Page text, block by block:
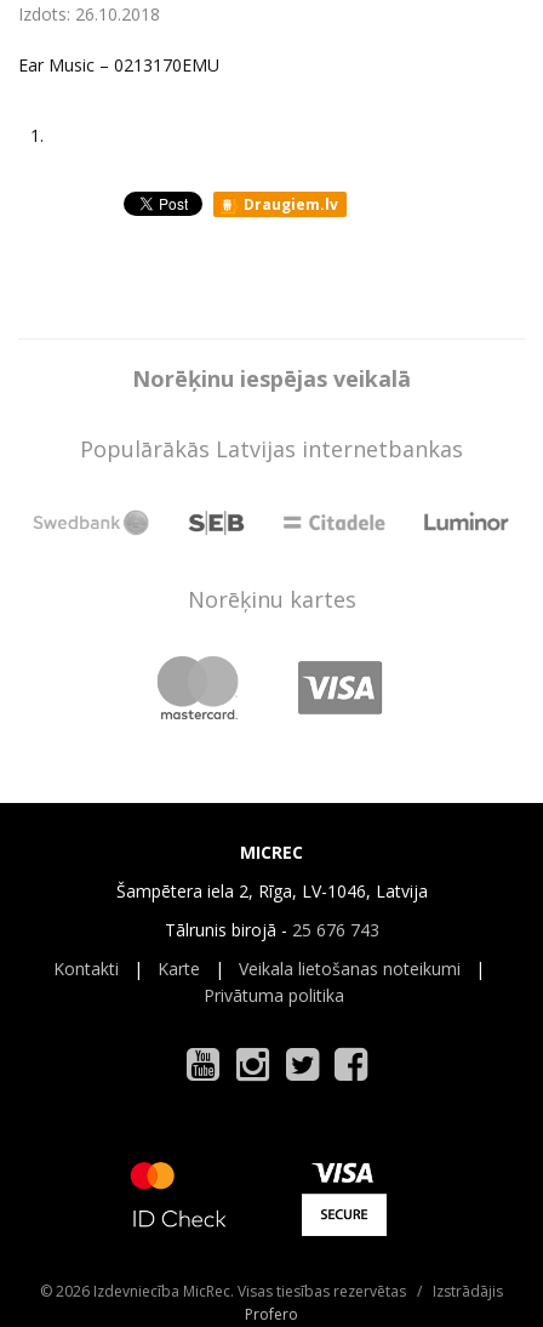
Izdots: 26.10.2018
Ear Music – 0213170EMU
1.
Draugiem.lv
Norēķinu iespējas veikalā
Populārākās Latvijas internetbankas
Norēķinu kartes
MICREC
Šampētera iela 2, Rīga, LV-1046, Latvija
Tālrunis birojā - 25 676 743
Kontakti | Karte | Veikala lietošanas noteikumi |
Privātuma politika
© 2026 Izdevniecība MicRec. Visas tiesības rezervētas / Izstrādājis
Profero